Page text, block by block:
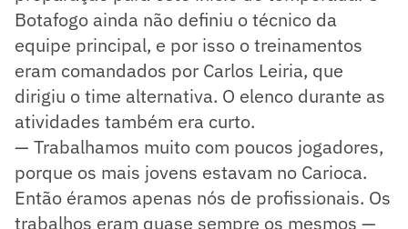
Botafogo ainda não definiu o técnico da
equipe principal, e por isso o treinamentos
eram comandados por Carlos Leiria, que
dirigiu o time alternativa. O elenco durante as
atividades também era curto.
— Trabalhamos muito com poucos jogadores,
porque os mais jovens estavam no Carioca.
Então éramos apenas nós de profissionais. Os
trabalhos eram quase sempre os mesmos —